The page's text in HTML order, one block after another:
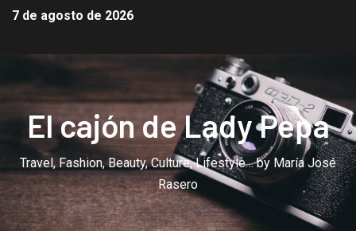
7 de agosto de 2026
El cajón de Lady Pepa
Travel, Fashion, Beauty, Culture, Lifestyle… by María José
Rasero